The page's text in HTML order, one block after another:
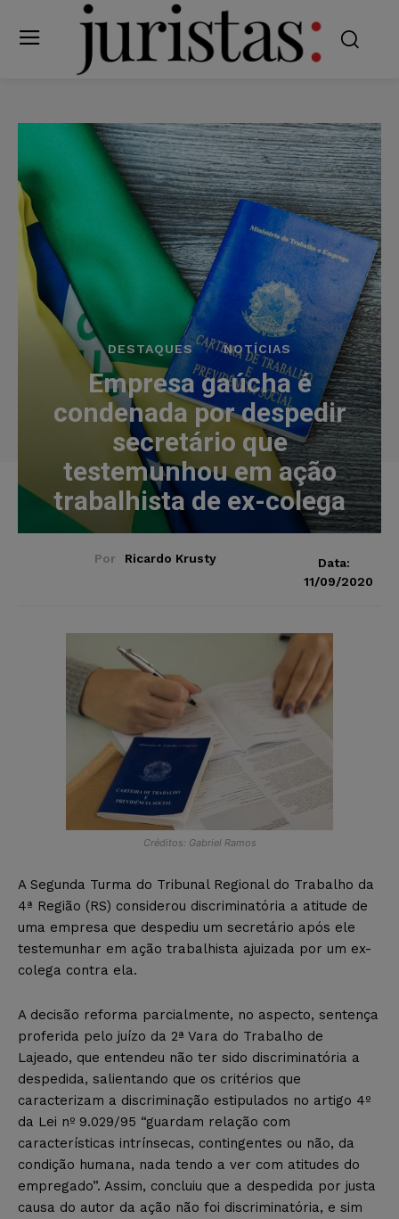
DESTAQUES NOTÍCIAS
Empresa gaúcha é
condenada por despedir
secretário que
testemunhou em ação
trabalhista de ex-colega
Por Ricardo Krusty
Data:
11/09/2020
Créditos: Gabriel Ramos
A Segunda Turma do Tribunal Regional do Trabalho da
4ª Região (RS) considerou discriminatória a atitude de
uma empresa que despediu um secretário após ele
testemunhar em ação trabalhista ajuizada por um ex-
colega contra ela.
A decisão reforma parcialmente, no aspecto, sentença
proferida pelo juízo da 2ª Vara do Trabalho de
Lajeado, que entendeu não ter sido discriminatória a
despedida, salientando que os critérios que
caracterizam a discriminação estipulados no artigo 4º
da Lei nº 9.029/95 “guardam relação com
características intrínsecas, contingentes ou não, da
condição humana, nada tendo a ver com atitudes do
empregado”. Assim, concluiu que a despedida por justa
causa do autor da ação não foi discriminatória, e sim